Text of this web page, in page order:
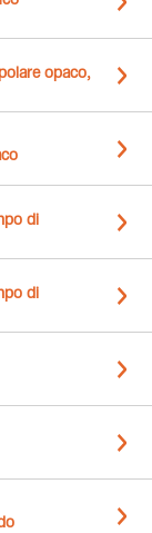
opaco,
di
di